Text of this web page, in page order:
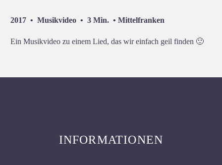
2017 • Musikvideo • 3 Min. • Mittelfranken
Ein Musikvideo zu einem Lied, das wir einfach geil finden 🙂
INFORMATIONEN